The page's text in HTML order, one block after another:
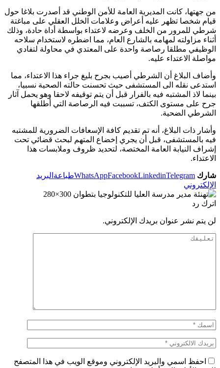
من جهتها، كانت المديرية العامة للأمن الوطني قد أصدرت بلاغا حول
قيام شخصا تظهر عليه أعراض وعلامات الخلل العقلي على مباغتة
شرطي للمرور من الخلف وعرضه لاعتداء بواسطة أداة حادة، وذلك
أثناء مزاولته لمهامه بالشارع العام، مما اضطره لاستخدام سلاحه
الوظيفي مطلقا رصاصة واحدة على المعتدي في محاولة لتفادي
مواصلة الاعتداء عليه.
وأضاف البلاغ أن الشرطي أصيب بجرح بليغ جراء هذا الاعتداء، مما
استدعى نقله الى المستشفى حيث تحسنت حالته الصحية نسبيا،
بينما لاذ المشتبه فيه بالفرار قبل أن يتم توقيفه لاحقا وهو يحمل آثار
جرح على مستوى الكتف، تسببت فيه الرصاصة التي أطلقها
الشرطي الضحية.
وأشار ذات البلاغ، أنه تم تقديم كافة الإسعافات الضرورية للمشتبه
فيه بالمستشفى، قبل أن يجري إخضاع المتهم لبحث قضائي تحت
إشراف النيابة العامة المختصة، لتحديد ظروف وملابسات هذا
الاعتداء.
شارك WhatsAppFacebookLinkedinTelegram طباعة البريد
الإلكتروني
اترك رد
لن يتم نشر عنوان بريدك الإلكتروني.
احفظ اسمي والبريد الإلكتروني وموقع الويب في هذا المتصفح